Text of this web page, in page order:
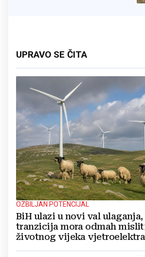
UPRAVO SE ČITA
OZBILJAN POTENCIJAL
BiH ulazi u novi val ulaganja,
tranzicija mora odmah
životnog vijeka